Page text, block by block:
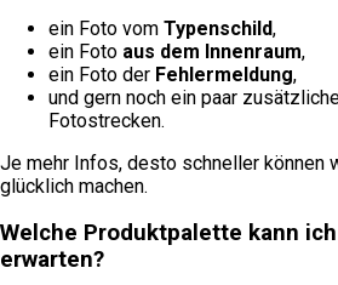
ein Foto vom Typenschild,
ein Foto aus dem Innenraum,
ein Foto der Fehlermeldung,
und gern noch ein paar
Fotostrecken.
Je mehr Infos, desto schneller können
glücklich machen.
Welche Produktpalette kann
erwarten?